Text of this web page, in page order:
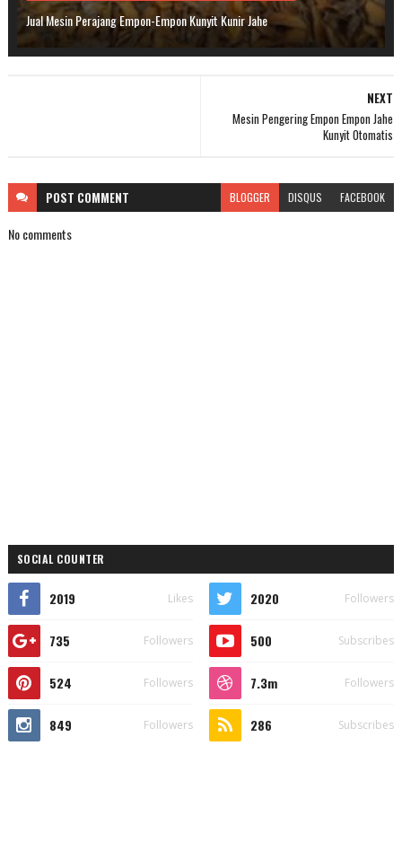
Jual Mesin Perajang Empon-Empon Kunyit Kunir Jahe
NEXT
Mesin Pengering Empon Empon Jahe
Kunyit Otomatis
POST COMMENT BLOGGER DISQUS FACEBOOK
No comments
SOCIAL COUNTER
2019 Likes 2020 Followers
735 Followers 500 Subscribes
524 Followers 7.3m Followers
849 Followers 286 Subscribes